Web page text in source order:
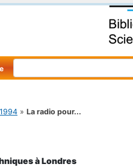
» La radio pour...
à Londres